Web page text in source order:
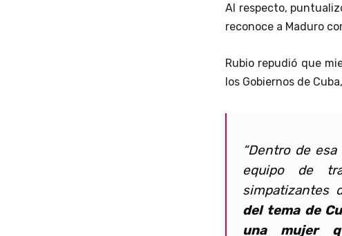
Al respecto,
reconoce a Maduro
Rubio repudió que
los Gobiernos de
“Dentro de
equipo de
simpatizantes
del tema de
una mujer